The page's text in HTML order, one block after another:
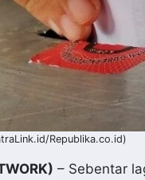
Republika.co.id)
– Sebentar